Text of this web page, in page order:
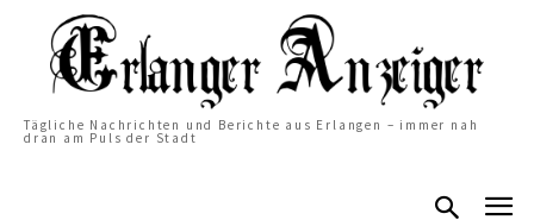
Tägliche Nachrichten und Berichte aus Erlangen – immer nah
dran am Puls der Stadt